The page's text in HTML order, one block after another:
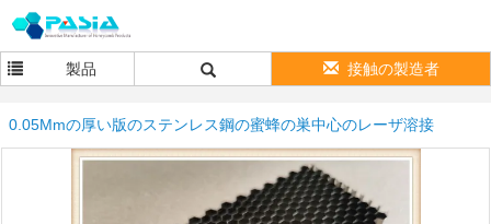
製品 接触の製造者
0.05Mmの厚い版のステンレス鋼の蜜蜂の巣中心のレーザ溶接